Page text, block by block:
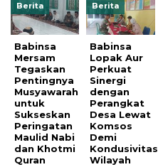
Berita
Babinsa
Mersam
Tegaskan
Pentingnya
Musyawarah
untuk
Sukseskan
Peringatan
Maulid Nabi
dan Khotmi
Quran
Berita
Babinsa
Lopak Aur
Perkuat
Sinergi
dengan
Perangkat
Desa Lewat
Komsos
Demi
Kondusivitas
Wilayah